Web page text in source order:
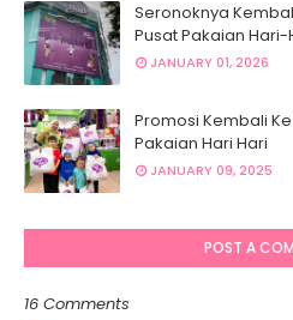
Seronoknya
Pusat Pakaian Hari-
JANUARY 01, 2026
Promosi Kembali
Pakaian Hari Hari
JANUARY 09, 2025
POST A
16 Comments